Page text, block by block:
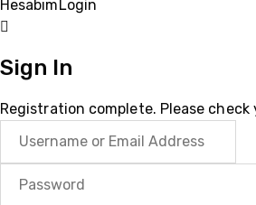
HesabımLogin
Sign In
Registration complete. Please check